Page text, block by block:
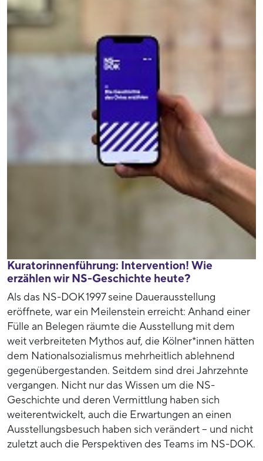
Kuratorinnenführung: Intervention! Wie
erzählen wir NS-Geschichte heute?
Als das NS-DOK 1997 seine Dauerausstellung
eröffnete, war ein Meilenstein erreicht: Anhand einer
Fülle an Belegen räumte die Ausstellung mit dem
weit verbreiteten Mythos auf, die Kölner*innen hätten
dem Nationalsozialismus mehrheitlich ablehnend
gegenübergestanden. Seitdem sind drei Jahrzehnte
vergangen. Nicht nur das Wissen um die NS-
Geschichte und deren Vermittlung haben sich
weiterentwickelt, auch die Erwartungen an einen
Ausstellungsbesuch haben sich verändert – und nicht
zuletzt auch die Perspektiven des Teams im NS-DOK.